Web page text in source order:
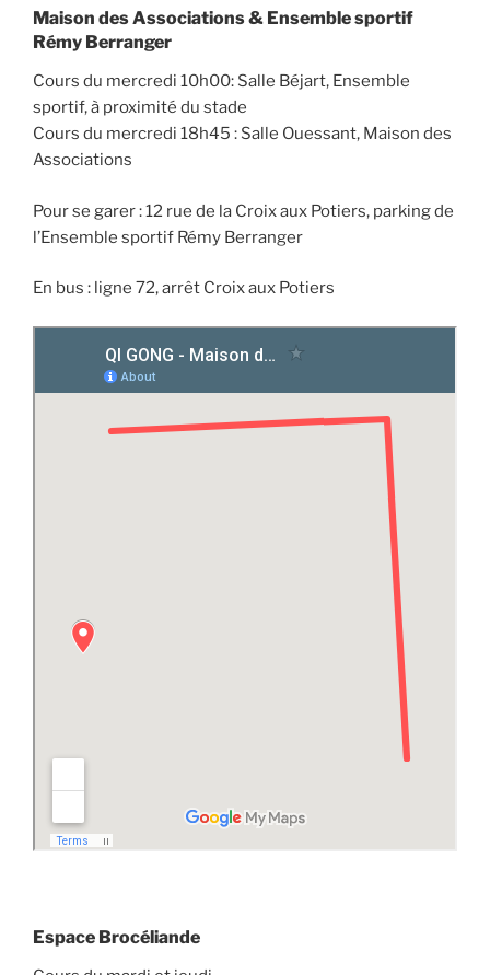
Maison des Associations & Ensemble sportif
Rémy Berranger
Cours du mercredi 10h00: Salle Béjart, Ensemble
sportif, à proximité du stade
Cours du mercredi 18h45 : Salle Ouessant, Maison des
Associations
Pour se garer : 12 rue de la Croix aux Potiers, parking de
l’Ensemble sportif Rémy Berranger
En bus : ligne 72, arrêt Croix aux Potiers
Espace Brocéliande